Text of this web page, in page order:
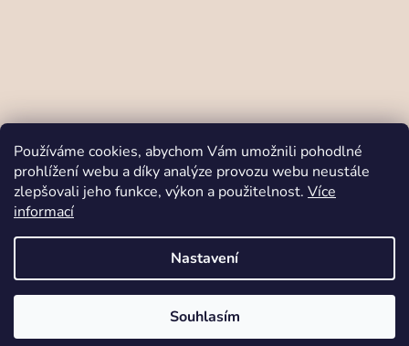
Používáme cookies, abychom Vám umožnili pohodlné
prohlížení webu a díky analýze provozu webu neustále
zlepšovali jeho funkce, výkon a použitelnost. Více
informací
Nastavení
Souhlasím
V srdci Moravy šijeme prémiové oblečení z certifikovaných materiálů
Sledovat na Instagramu
Odstoupit od smlouvy
Vytvořil Shoptet
Copyright 2026Babymo.cz. Všechna práva
Designed and coded by